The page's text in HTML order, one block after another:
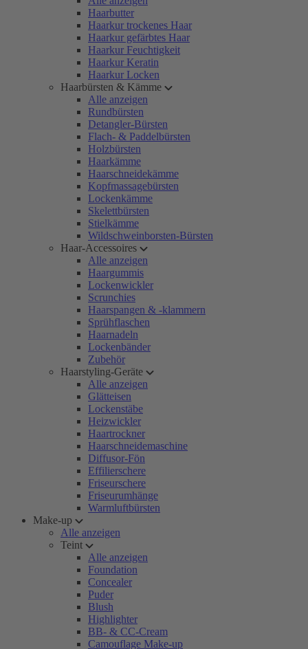
Haarbutter
Haarkur trockenes Haar
Haarkur gefärbtes Haar
Haarkur Feuchtigkeit
Haarkur Keratin
Haarkur Locken
Haarbürsten & Kämme
Alle anzeigen
Rundbürsten
Detangler-Bürsten
Flach- & Paddelbürsten
Holzbürsten
Haarkämme
Haarschneidekämme
Kopfmassagebürsten
Lockenkämme
Skelettbürsten
Stielkämme
Wildschweinborsten-Bürsten
Haar-Accessoires
Alle anzeigen
Haargummis
Lockenwickler
Scrunchies
Haarspangen & -klammern
Sprühflaschen
Haarnadeln
Lockenbänder
Zubehör
Haarstyling-Geräte
Alle anzeigen
Glätteisen
Lockenstäbe
Heizwickler
Haartrockner
Haarschneidemaschine
Diffusor-Fön
Effilierschere
Friseurschere
Friseurumhänge
Warmluftbürsten
Make-up
Alle anzeigen
Teint
Alle anzeigen
Foundation
Concealer
Puder
Blush
Highlighter
BB- & CC-Cream
Camouflage Make-up